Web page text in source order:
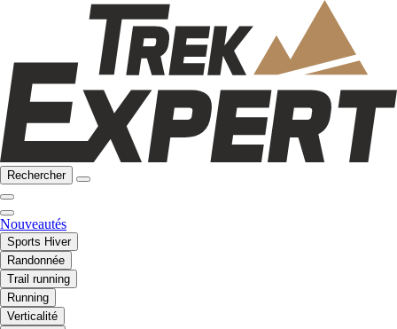
Rechercher
Nouveautés
Sports Hiver
Randonnée
Trail running
Running
Verticalité